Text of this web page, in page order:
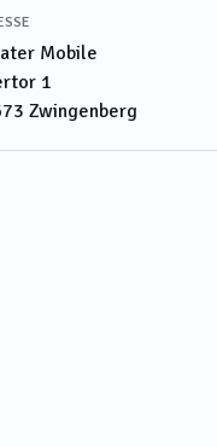
Mobile
1
Zwingenberg